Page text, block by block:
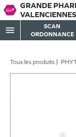
GRANDE
VALENCIENNES
menu
SCAN
ORDONNANCE
Tous les produits